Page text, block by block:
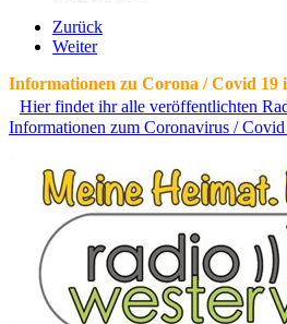
Zurück
Weiter
Informationen zu Corona / Covid 19
Hier findet ihr alle veröffentlichten
Informationen zum Coronavirus / Covid